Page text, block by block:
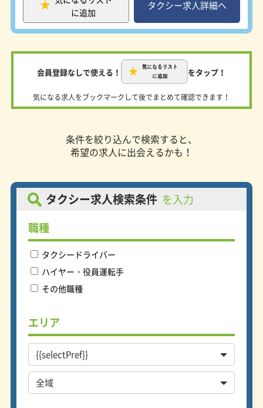
ています。特に観光タクシーでは地元
を知り尽くした経験豊富なドライバー
が案内する「わがまま観光タクシー」
ランク上の優雅な観光を楽しむことが
できます。 ＜未経験者歓迎！働き方
自由！＞ 24時間営業なので、ドライ
バーの勤務時間も多様に設定していま
す。朝から夕方まで働く日勤勤務、夜
から朝まで働く夜勤勤務、一般的なタ
ももちろん選択可能です。出勤時間や
稼働時間もライフスタイルに合わせて
人それぞれ自由に決めることができま
充実させたい方やゆっくり自分のペー
スで働きたい方などご自身の好きな働
き方をすることができます。 自分の
社では考えていますので、無理な働き
方は決してさせません！ ＜資格取得
で昇給！月収50万円も夢じゃない！
＞ 好きな時間に出勤し好きな時間で
働くことができるため、稼ぎ方はご自
分しっかり稼ぐことができる環境で
す。さらには、お客様に指名していた
だいたり、金沢検定を取得して観光に
強いドライバーになったり、英語や中
国語を勉強してグローバルに活躍でき
る外国語ドライバーになるなど特技を
に追加
タクシー求人詳細へ
会員登録なしで使える！ をタップ！
気になる求人をブックマークして後でまとめて確認できます！
条件を絞り込んで検索すると、
希望の求人に出会えるかも！
タクシー求人検索条件 を入力
職種
タクシードライバー
ハイヤー・役員運転手
その他職種
エリア